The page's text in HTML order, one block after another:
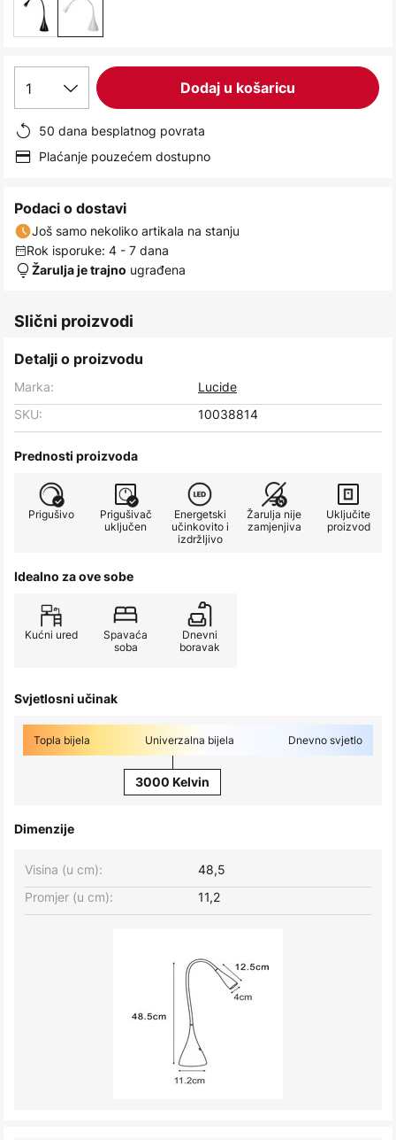
1 Dodaj u košaricu
50 dana besplatnog povrata
Plaćanje pouzećem dostupno
Podaci o dostavi
Još samo nekoliko artikala na stanju
Rok isporuke: 4 - 7 dana
Žarulja je trajno ugrađena
Slični proizvodi
Detalji o proizvodu
Marka:
Lucide
SKU:
10038814
Prednosti proizvoda
Prigušivo
Prigušivač
uključen
Energetski
učinkovito i
izdržljivo
Žarulja nije
zamjenjiva
Uključite
proizvod
Idealno za ove sobe
Kućni ured
Spavaća
soba
Dnevni
boravak
Svjetlosni učinak
Topla bijela Univerzalna bijela Dnevno svjetlo
3000 Kelvin
Dimenzije
Visina (u cm):
48,5
Promjer (u cm):
11,2